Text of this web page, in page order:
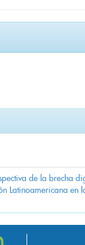
de la brecha
Latinoamericana en